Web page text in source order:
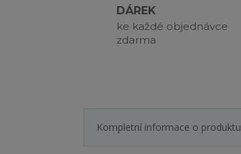
DÁREK
ke každé objednávce
zdarma
Kompletní informace o produktu